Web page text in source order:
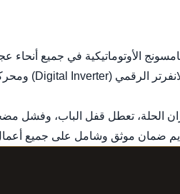
الأوتوماتيكية في جميع أنحاء
الحلة، تعطل قفل الباب، وفشل